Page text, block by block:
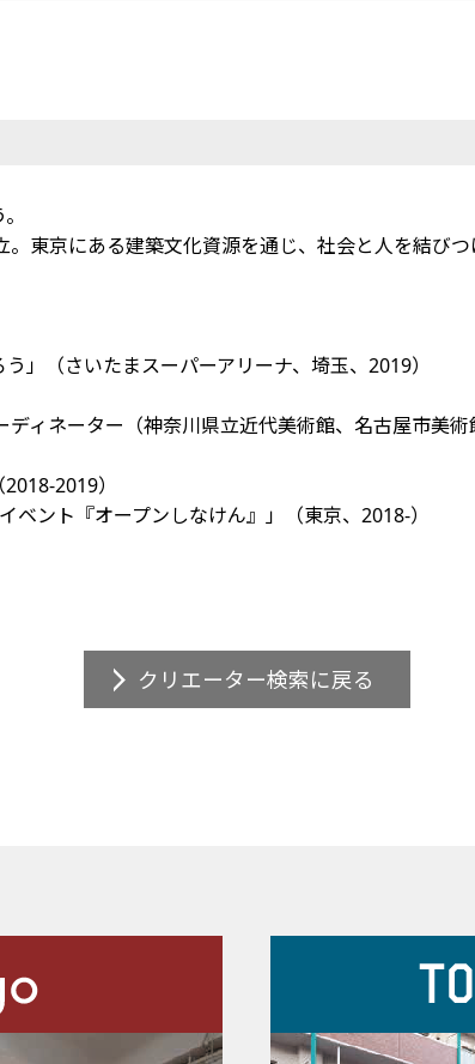
東京にある建築文化資源を通じ、社会と人を結び
」（さいたまスーパーアリーナ、埼玉、2019）
ィネーター（神奈川県立近代美術館、名古屋市美
2019）
ベント『オープンしなけん』」（東京、2018-）
クリエーター検索に戻る